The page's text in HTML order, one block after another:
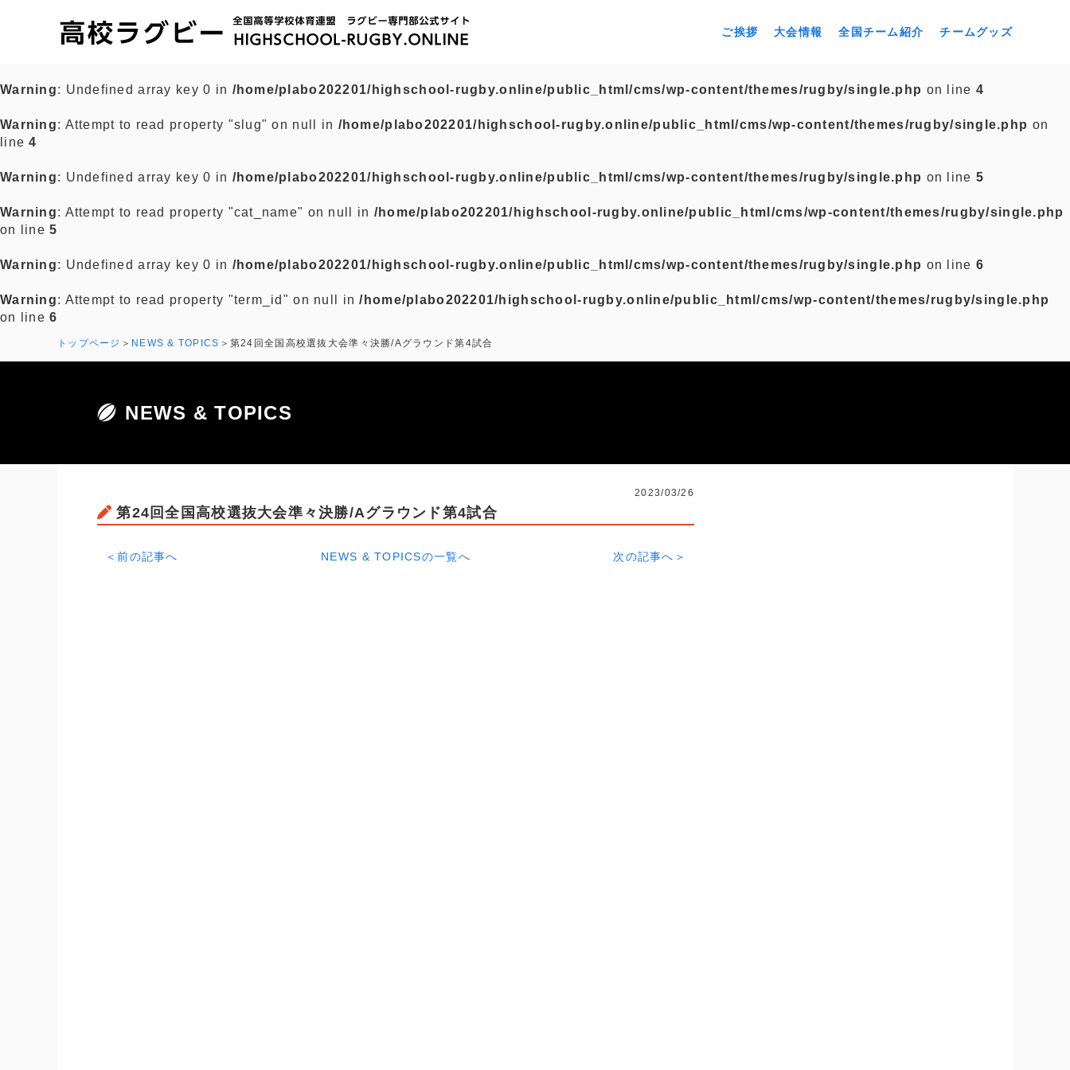
ご挨拶 大会情報 全国チーム紹介 チームグッズ
Warning: Undefined array key 0 in /home/plabo202201/highschool-rugby.online/public_html/cms/wp-content/themes/rugby/single.php on line 4
Warning: Attempt to read property "slug" on null in /home/plabo202201/highschool-rugby.online/public_html/cms/wp-content/themes/rugby/single.php on
line4
Warning: Undefined array key 0 in /home/plabo202201/highschool-rugby.online/public_html/cms/wp-content/themes/rugby/single.php on line 5
Warning: Attempt to read property "cat_name" on null in /home/plabo202201/highschool-rugby.online/public_html/cms/wp-content/themes/rugby/single.php
on line5
Warning: Undefined array key 0 in /home/plabo202201/highschool-rugby.online/public_html/cms/wp-content/themes/rugby/single.php on line 6
Warning: Attempt to read property "term_id" on null in/home/plabo202201/highschool-rugby.online/public_html/cms/wp-content/themes/rugby/single.php
on line6
トップページ NEWS & TOPICS 第24回全国高校選抜大会準々決勝/Aグラウンド第4試合
NEWS & TOPICS
2023/03/26
第24回全国高校選抜大会準々決勝/Aグラウンド第4試合
＜前の記事へ NEWS & TOPICSの一覧へ 次の記事へ＞